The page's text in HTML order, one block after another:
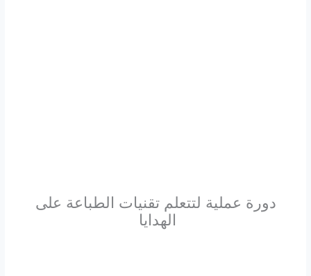
دورة عملية لتتعلم تقنيات الطباعة على
الهدايا